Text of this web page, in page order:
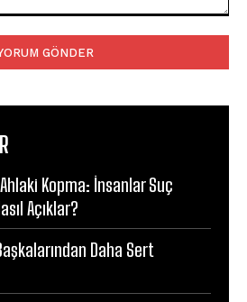
Kopma: İnsanlar Suç
Açıklar?
Daha Sert